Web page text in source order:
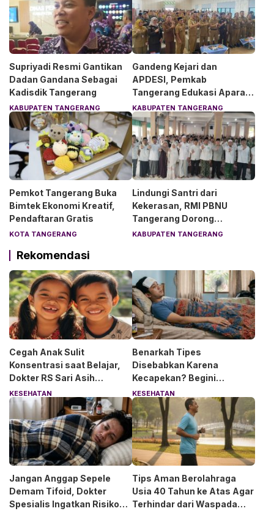
Supriyadi Resmi Gantikan
Dadan Gandana Sebagai
Kadisdik Tangerang
KABUPATEN TANGERANG
Gandeng Kejari dan
APDESI, Pemkab
Tangerang Edukasi Aparat
Desa Soal Hukum
KABUPATEN TANGERANG
Pemkot Tangerang Buka
Bimtek Ekonomi Kreatif,
Pendaftaran Gratis
KOTA TANGERANG
Lindungi Santri dari
Kekerasan, RMI PBNU
Tangerang Dorong
Lingkungan Pesantren
KABUPATEN TANGERANG
Rekomendasi
Cegah Anak Sulit
Konsentrasi saat Belajar,
Dokter RS Sari Asih
Anjurkan 6 Asupan Ini
KESEHATAN
Benarkah Tipes
Disebabkan Karena
Kecapekan? Begini
Penjelasan Dokter RS Sari
Asih Bintaro
KESEHATAN
Jangan Anggap Sepele
Demam Tifoid, Dokter
Spesialis Ingatkan Risiko
Tips Aman Berolahraga
Usia 40 Tahun ke Atas Agar
Terhindar dari Waspada